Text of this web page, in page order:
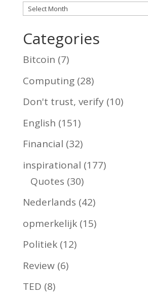
Archives
Categories
Bitcoin (7)
Computing(28)
Don't trust, verify (10)
English (151)
Financial (32)
inspirational (177)
Quotes (30)
Nederlands (42)
opmerkelijk(15)
Politiek(12)
Review(6)
TED (8)